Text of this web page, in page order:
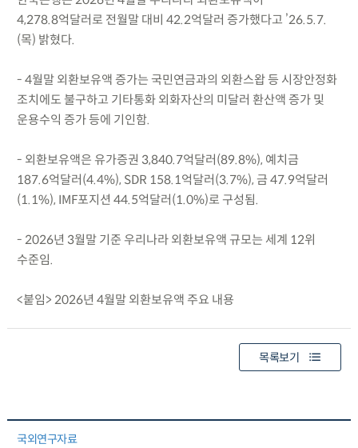
4,278.8억달러로 전월말 대비 42.2억달러 증가했다고 ’26.5.7.
(목) 밝혔다.
- 4월말 외환보유액 증가는 국민연금과의 외환스왑 등 시장안정화
조치에도 불구하고 기타통화 외화자산의 미달러 환산액 증가 및
운용수익 증가 등에 기인함.
- 외환보유액은 유가증권 3,840.7억달러(89.8%), 예치금
187.6억달러(4.4%), SDR 158.1억달러(3.7%), 금 47.9억달러
(1.1%), IMF포지션 44.5억달러(1.0%)로 구성됨.
- 2026년 3월말 기준 우리나라 외환보유액 규모는 세계 12위
수준임.
<붙임> 2026년 4월말 외환보유액 주요 내용
목록보기
국외연구자료